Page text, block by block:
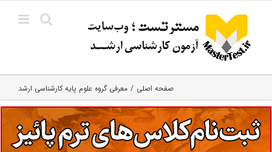
content
صفحه اصلی معرفی گروه علوم پایه کارشناسی ارشد